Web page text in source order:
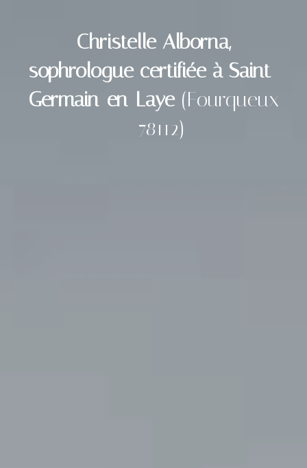
Christelle Alborna,
sophrologue certifiée à Saint-
Germain-en-Laye (Fourqueux
- 78112)